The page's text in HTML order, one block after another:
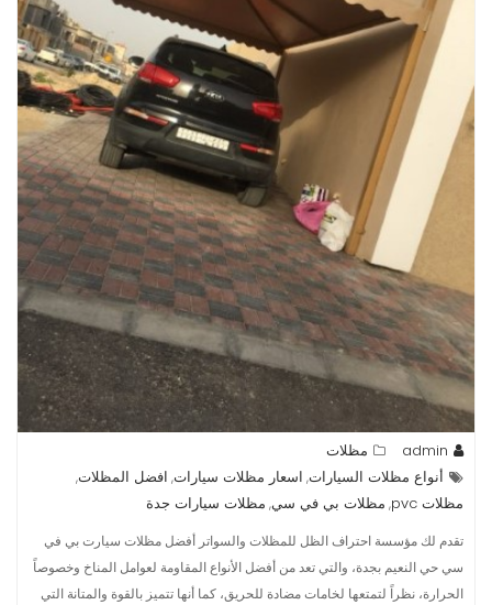
admin
مظلات
أنواع مظلات السيارات, اسعار مظلات سيارات, افضل المظلات,
مظلات pvc , مظلات بي في سي, مظلات سيارات جدة
تقدم لك مؤسسة احتراف الظل للمظلات والسواتر أفضل مظلات سيارت بي في
سي حي النعيم بجدة، والتي تعد من أفضل الأنواع المقاومة لعوامل المناخ وخصوصاً
الحرارة، نظراً لتمتعها لخامات مضادة للحريق، كما أنها تتميز بالقوة والمتانة التي